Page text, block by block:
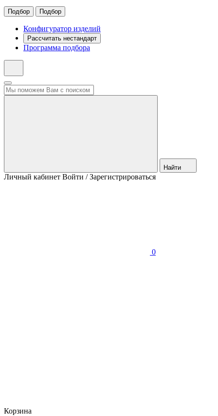
Подбор Подбор
Конфигуратор изделий
Рассчитать нестандарт
Программа подбора
Найти
Личный кабинет Войти / Зарегистрироваться
0
Корзина